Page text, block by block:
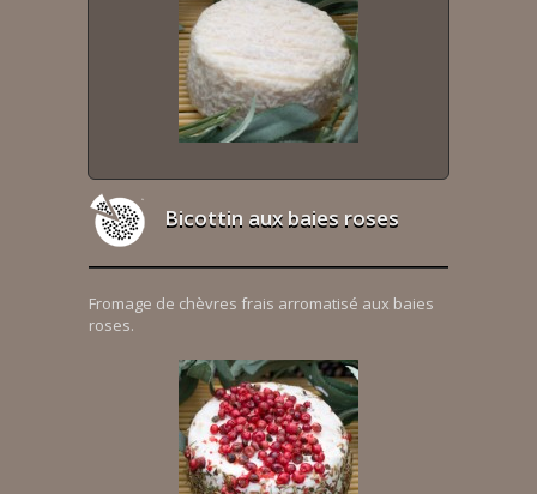
Bicottin aux baies roses
Fromage de chèvres frais arromatisé aux baies
roses.